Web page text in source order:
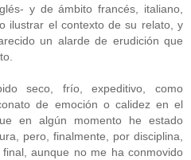
y de ámbito francés, italiano,
ilustrar el contexto de su relato, y
un alarde de erudición que
seco, frío, expeditivo, como
de emoción o calidez en el
en algún momento he estado
pero, finalmente, por disciplina,
aunque no me ha conmovido